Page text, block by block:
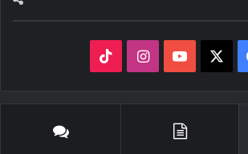
فيسبوك ‫YouTubeانستقرام